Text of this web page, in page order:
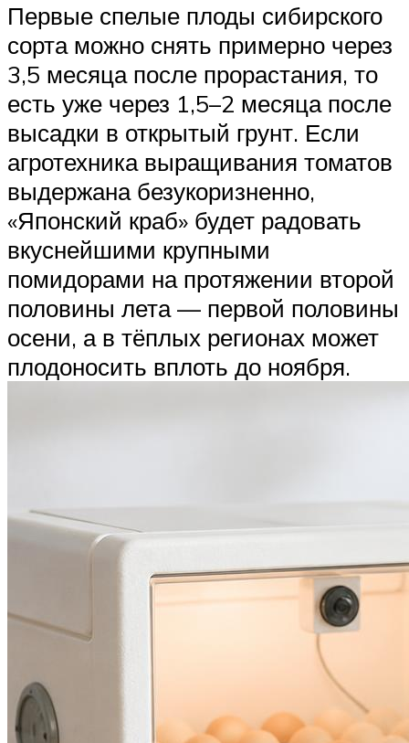
Первые спелые плоды сибирского
сорта можно снять примерно через
3,5 месяца после прорастания, то
есть уже через 1,5–2 месяца после
высадки в открытый грунт. Если
агротехника выращивания томатов
выдержана безукоризненно,
«Японский краб» будет радовать
вкуснейшими крупными
помидорами на протяжении второй
половины лета — первой половины
осени, а в тёплых регионах может
плодоносить вплоть до ноября.